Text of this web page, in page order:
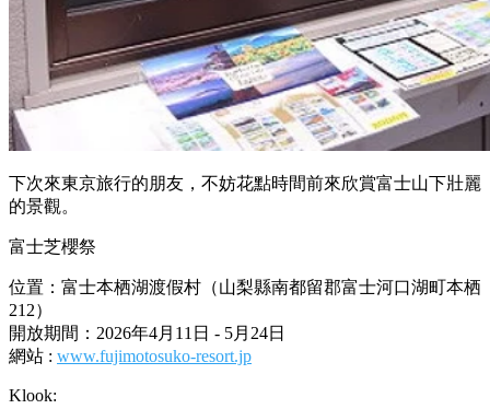
下次來東京旅行的朋友，不妨花點時間前來欣賞富士山下壯麗
的景觀。
富士芝櫻祭
位置：富士本栖湖渡假村（山梨縣南都留郡富士河口湖町本栖
212）
開放期間：2026年4月11日 - 5月24日
網站 : www.fujimotosuko-resort.jp
Klook: